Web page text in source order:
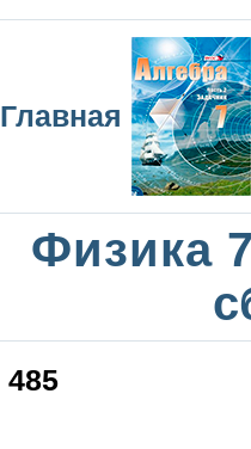
Главная
Физика
485